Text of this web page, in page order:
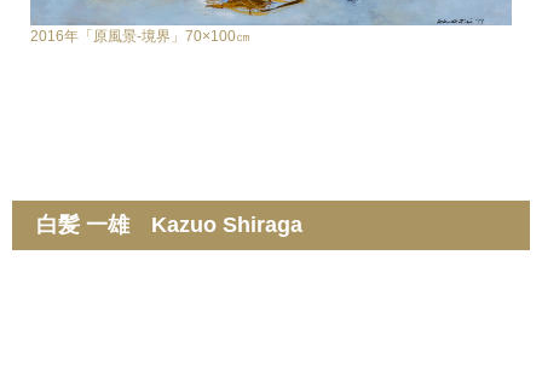
2016年「原風景-境界」70×100㎝
白髪 一雄 Kazuo Shiraga